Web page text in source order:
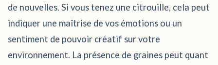
de nouvelles. Si vous tenez une citrouille, cela peut
indiquer une maîtrise de vos émotions ou un
sentiment de pouvoir créatif sur votre
environnement. La présence de graines peut quant